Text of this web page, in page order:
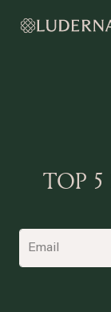
TOP 5